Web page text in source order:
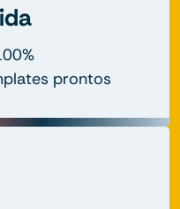
prontos